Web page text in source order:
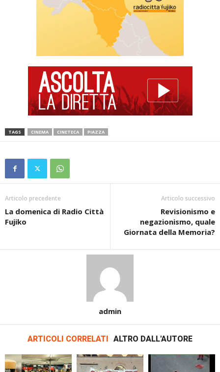
TAGS CINEMA CINETECA PIAZZA
Articolo precedente
La domenica di Radio Città
Fujiko
Articolo successivo
Revisionismo e
negazionismo, quale
Giornata della Memoria?
admin
ARTICOLI CORRELATI ALTRO DALL'AUTORE